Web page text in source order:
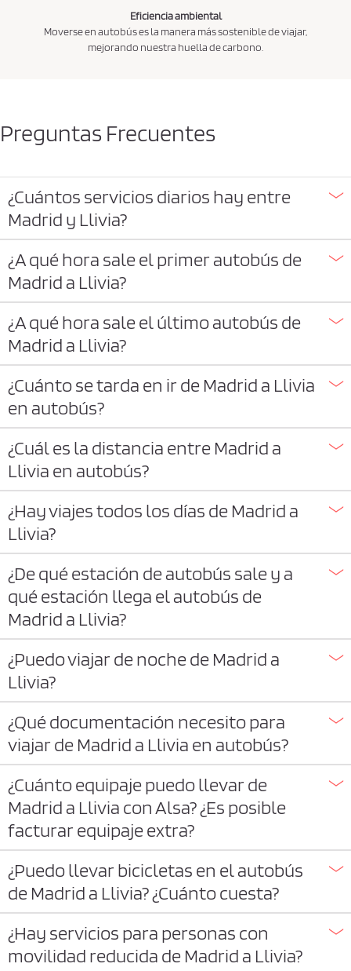
Eficiencia ambiental
Moverse en autobús es la manera más sostenible de viajar,
mejorando nuestra huella de carbono.
Preguntas Frecuentes
¿Cuántos servicios diarios hay entre
Madrid y Llivia?
¿A qué hora sale el primer autobús de
Madrid a Llivia?
¿A qué hora sale el último autobús de
Madrid a Llivia?
¿Cuánto se tarda en ir de Madrid a Llivia
en autobús?
¿Cuál es la distancia entre Madrid a
Llivia en autobús?
¿Hay viajes todos los días de Madrid a
Llivia?
¿De qué estación de autobús sale y a
qué estación llega el autobús de
Madrid a Llivia?
¿Puedo viajar de noche de Madrid a
Llivia?
¿Qué documentación necesito para
viajar de Madrid a Llivia en autobús?
¿Cuánto equipaje puedo llevar de
Madrid a Llivia con Alsa? ¿Es posible
facturar equipaje extra?
¿Puedo llevar bicicletas en el autobús
de Madrid a Llivia? ¿Cuánto cuesta?
¿Hay servicios para personas con
movilidad reducida de Madrid a Llivia?